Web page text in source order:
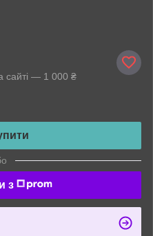
сайті — 1 000 ₴
з